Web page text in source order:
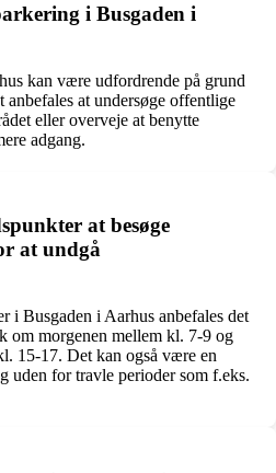
i Busgaden i
kan være udfordrende på grund
at undersøge offentlige
eller overveje at benytte
adgang.
at besøge
at undgå
i Busgaden i Aarhus anbefales det
om morgenen mellem kl. 7-9 og
15-17. Det kan også være en
uden for travle perioder som f.eks.